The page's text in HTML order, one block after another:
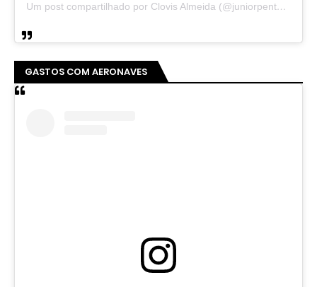
Um post compartilhado por Clovis Almeida (@juniorpentecoste01)
GASTOS COM AERONAVES